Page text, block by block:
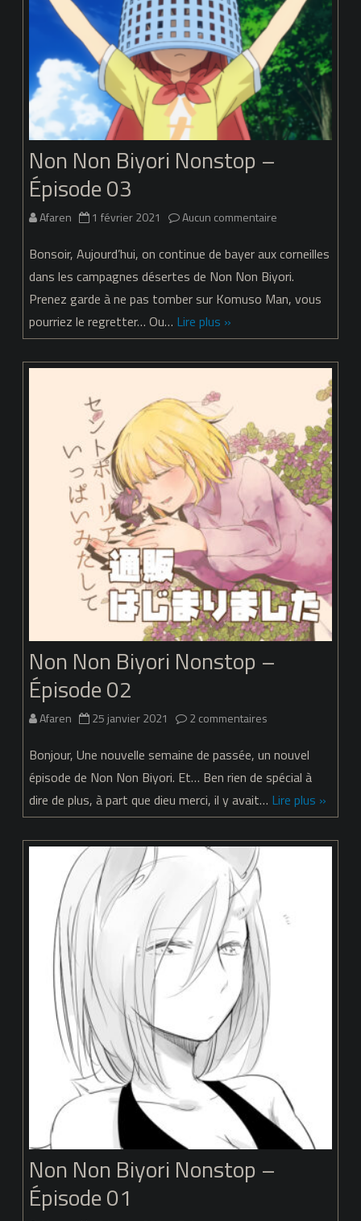
Épisode
04
Non Non Biyori Nonstop –
Épisode 03
Afaren 1 février 2021 Aucun commentaire
Non
Biyori
–
Bonsoir, Aujourd’hui, on continue de bayer aux corneilles
dans les campagnes désertes de Non Non Biyori.
Prenez garde à ne pas tomber sur Komuso Man, vous
pourriez le regretter… Ou… Lire plus »
Non Non Biyori Nonstop –
Épisode 02
Afaren 25 janvier 2021 2 commentaires
Non
Biyori
Bonjour, Une nouvelle semaine de passée, un nouvel
épisode de Non Non Biyori. Et… Ben rien de spécial à
dire de plus, à part que dieu merci, il y avait… Lire plus »
Non Non Biyori Nonstop –
Épisode 01